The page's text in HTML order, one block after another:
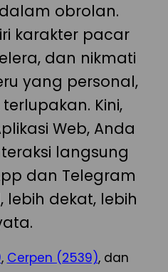
obrolan.
karakter pacar
dan nikmati
yang personal,
Kini,
Web, Anda
langsung
dan Telegram
lebih dekat, lebih
, Cerpen (2539), dan